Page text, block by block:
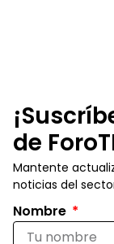
de
Mantente
noticias del
Nombre